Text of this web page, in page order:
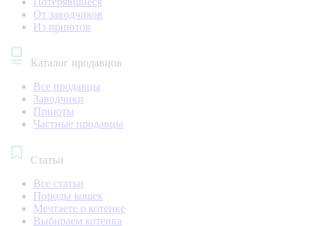
От заводчиков
Из приютов
Каталог продавцов
Все продавцы
Заводчики
Приюты
Частные продавцы
Статьи
Все статьи
Породы кошек
Мечтаете о котенке
Выбираем котенка